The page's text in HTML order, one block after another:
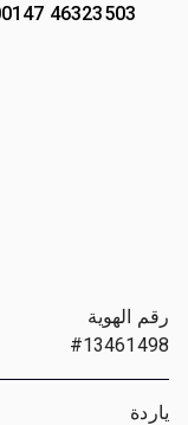
46323503 000147
رقم الهوية
#13461498
ياردة